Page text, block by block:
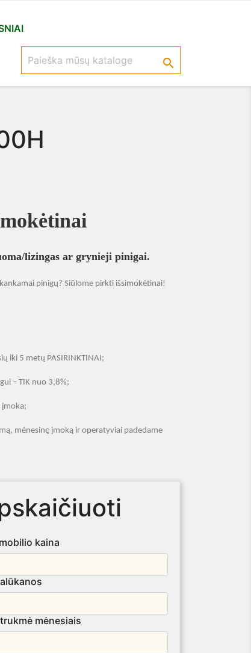

lizingas ar grynieji pinigai.
pinigų? Siūlome pirkti išsimokėtinai!
iki 5 metų PASIRINKTINAI;
– TIK nuo 3,8%;
įmoka;
mėnesinę įmoką ir operatyviai padedame
kaina
mėnesiais